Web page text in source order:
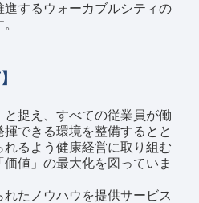
するウォーカブルシティの
捉え、すべての従業員が働
できる環境を整備するとと
れるよう健康経営に取り組む
値」の最大化を図っていま
たノウハウを提供サービス